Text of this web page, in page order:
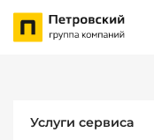
Услуги сервиса